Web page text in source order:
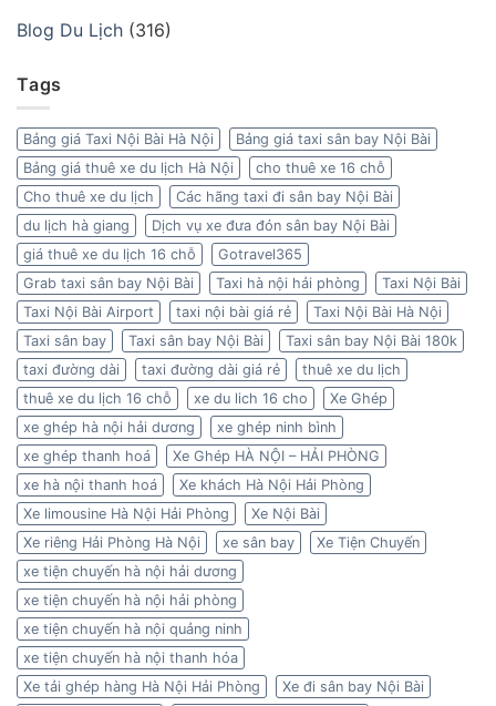
Blog Du Lịch (316)
Tags
Bảng giá Taxi Nội Bài Hà Nội
Bảng giá taxi sân bay Nội Bài
Bảng giá thuê xe du lịch Hà Nội
cho thuê xe 16 chỗ
Cho thuê xe du lịch
Các hãng taxi đi sân bay Nội Bài
du lịch hà giang
Dịch vụ xe đưa đón sân bay Nội Bài
giá thuê xe du lịch 16 chỗ
Gotravel365
Grab taxi sân bay Nội Bài
Taxi hà nội hải phòng
Taxi Nội Bài
Taxi Nội Bài Airport
taxi nội bài giá rẻ
Taxi Nội Bài Hà Nội
Taxi sân bay
Taxi sân bay Nội Bài
Taxi sân bay Nội Bài 180k
taxi đường dài
taxi đường dài giá rẻ
thuê xe du lịch
thuê xe du lịch 16 chỗ
xe du lich 16 cho
Xe Ghép
xe ghép hà nội hải dương
xe ghép ninh bình
xe ghép thanh hoá
Xe Ghép HÀ NỘI – HẢI PHÒNG
xe hà nội thanh hoá
Xe khách Hà Nội Hải Phòng
Xe limousine Hà Nội Hải Phòng
Xe Nội Bài
Xe riêng Hải Phòng Hà Nội
xe sân bay
Xe Tiện Chuyến
xe tiện chuyến hà nội hải dương
xe tiện chuyến hà nội hải phòng
xe tiện chuyến hà nội quảng ninh
xe tiện chuyến hà nội thanh hóa
Xe tải ghép hàng Hà Nội Hải Phòng
Xe đi sân bay Nội Bài